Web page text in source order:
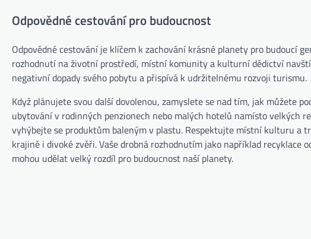
Odpovědné cestování pro budoucnost
Odpovědné cestování je klíčem k zachování krásné planety pro budoucí
rozhodnutí na životní prostředí, místní komunity a kulturní dědictví
negativní dopady svého pobytu a přispívá k udržitelnému rozvoji turismu.
Když plánujete svou další dovolenou, zamyslete se nad tím, jak můžete
ubytování v rodinných penzionech nebo malých hotelů namísto velkých
vyhýbejte se produktům baleným v plastu. Respektujte místní kulturu a
krajině i divoké zvěři. Vaše drobná rozhodnutím jako například recyklace
mohou udělat velký rozdíl pro budoucnost naší planety.